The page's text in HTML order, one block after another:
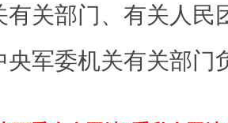
有关部门、有关人民
央军委机关有关部门